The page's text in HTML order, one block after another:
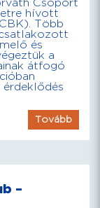
Csoport
hívott
Több
és
a
átfogó
érdeklődés
Tovább
–